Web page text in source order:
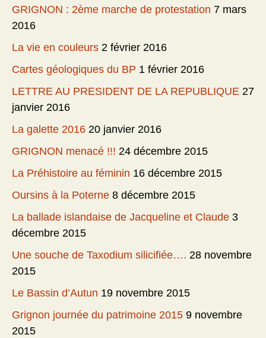
GRIGNON : 2ème marche de protestation 7 mars
2016
La vie en couleurs 2 février 2016
Cartes géologiques du BP 1 février 2016
LETTRE AU PRESIDENT DE LA REPUBLIQUE 27
janvier 2016
La galette 2016 20 janvier 2016
GRIGNON menacé !!! 24 décembre 2015
La Préhistoire au féminin 16 décembre 2015
Oursins à la Poterne 8 décembre 2015
La ballade islandaise de Jacqueline et Claude 3
décembre 2015
Une souche de Taxodium silicifiée…. 28 novembre
2015
Le Bassin d’Autun 19 novembre 2015
Grignon journée du patrimoine 2015 9 novembre
2015